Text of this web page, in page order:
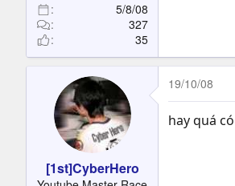
5/8/08
327
35
[1st]CyberHero
19/10/08
hay quá